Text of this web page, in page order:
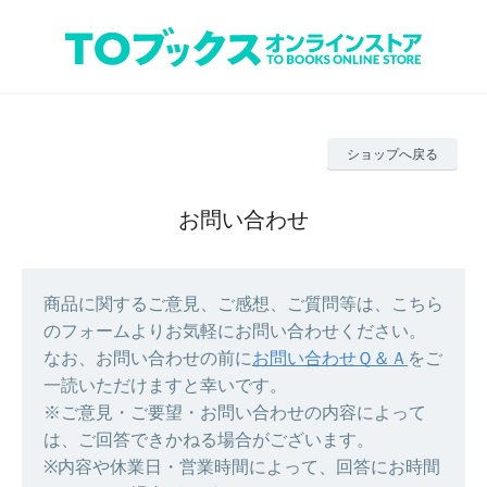
ショップへ戻る
お問い合わせ
商品に関するご意見、ご感想、ご質問等は、こちら
のフォームよりお気軽にお問い合わせください。
なお、お問い合わせの前にお問い合わせＱ＆Ａ をご
一読いただけますと幸いです。
※ご意見・ご要望・お問い合わせの内容によって
は、ご回答できかねる場合がございます。
※内容や休業日・営業時間によって、回答にお時間